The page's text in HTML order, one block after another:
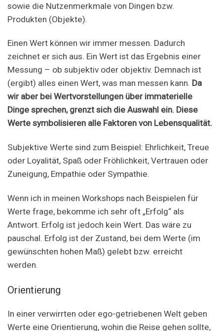
sowie die Nutzenmerkmale von Dingen bzw.
Produkten (Objekte).
Einen Wert können wir immer messen. Dadurch
zeichnet er sich aus. Ein Wert ist das Ergebnis einer
Messung – ob subjektiv oder objektiv. Demnach ist
(ergibt) alles einen Wert, was man messen kann. Da
wir aber bei Wertvorstellungen über immaterielle
Dinge sprechen, grenzt sich die Auswahl ein. Diese
Werte symbolisieren alle Faktoren von Lebensqualität.
Subjektive Werte sind zum Beispiel: Ehrlichkeit, Treue
oder Loyalität, Spaß oder Fröhlichkeit, Vertrauen oder
Zuneigung, Empathie oder Sympathie.
Wenn ich in meinen Workshops nach Beispielen für
Werte frage, bekomme ich sehr oft „Erfolg“ als
Antwort. Erfolg ist jedoch kein Wert. Das wäre zu
pauschal. Erfolg ist der Zustand, bei dem Werte (im
gewünschten hohen Maß) gelebt bzw. erreicht
werden.
Orientierung
In einer verwirrten oder ego-getriebenen Welt geben
Werte eine Orientierung, wohin die Reise gehen sollte,